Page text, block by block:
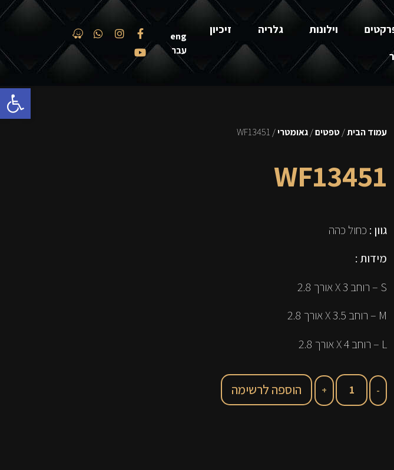
פתח
וילונות גלריה
זיכיון
eng
עבר
עמוד הבית/טפטים/גאומטרי/ WF13451
WF13451
גוון : כחול כהה
מידות :
S –
רוחב 3 X אורך 2.8
M –
רוחב 3.5 X אורך 2.8
L –
רוחב4 X אורך 2.8
הוספה לרשימה